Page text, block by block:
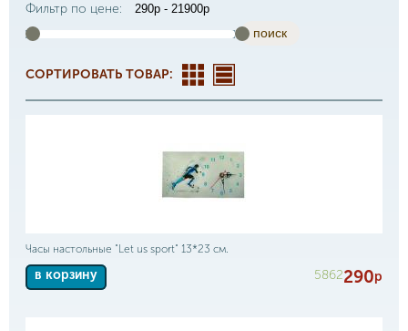
Фильтр по цене:
поиск
СОРТИРОВАТЬ ТОВАР:
Часы настольные "Let us sport" 13*23 см.
в корзину 5862290р